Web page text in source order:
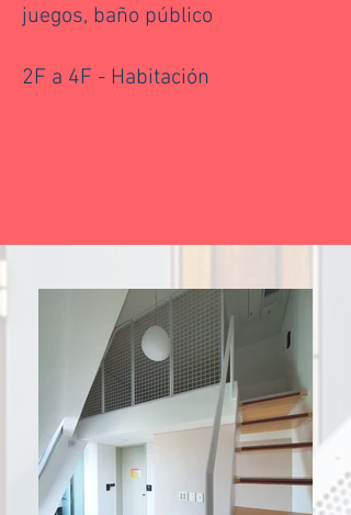
juegos, baño público
2F a 4F - Habitación